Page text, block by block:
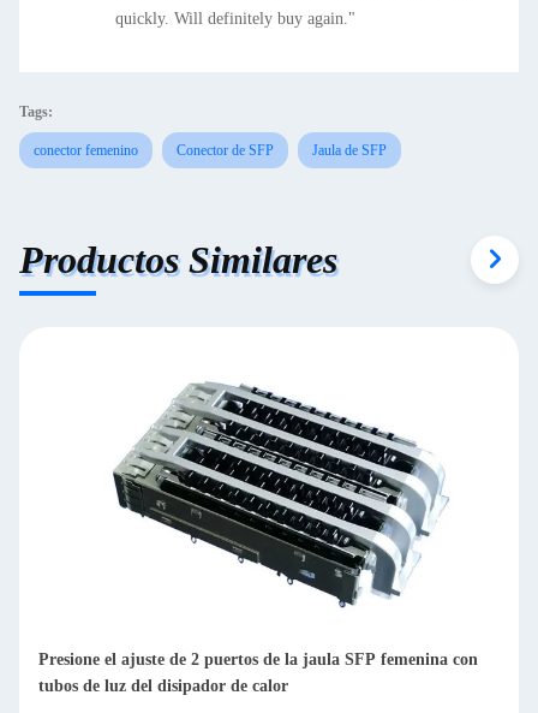
quickly. Will definitely buy again."
Tags:
conector femenino Conector de SFP Jaula de SFP
Productos Similares
Conector de jaula SFP de alto rendimiento 1 x 1 puerto único
Diseño de huella 3D 3,05 mm